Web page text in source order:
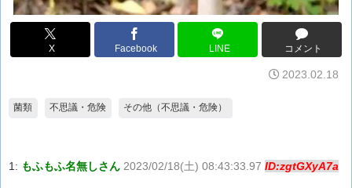
X Facebook LINE コメント
2023.02.18
菌類 不思議・危険 その他（不思議・危険）
1: もふもふ名無しさん 2023/02/18(土) 08:43:33.97 ID:zgtGXyA7a